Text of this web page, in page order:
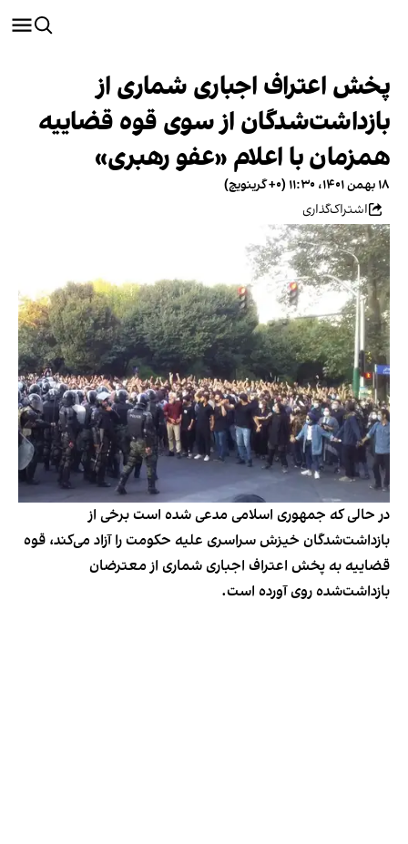
پخش اعتراف اجباری شماری از
بازداشت‌شدگان از سوی قوه قضاییه
همزمان با اعلام «عفو رهبری»
۱۸ بهمن ۱۴۰۱، ۱۱:۳۰ (‎+۰ گرینویچ)
اشتراک‌گذاری
در حالی که جمهوری اسلامی مدعی شده است برخی از
بازداشت‌شدگان خیزش سراسری علیه حکومت را آزاد می‌کند، قوه
قضاییه به پخش اعتراف اجباری شماری از معترضان
بازداشت‌شده روی آورده است.